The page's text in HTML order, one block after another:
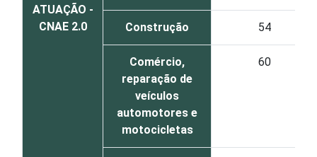
ATUAÇÃO -
CNAE 2.0
Construção 54
Comércio,
reparação de
veículos
automotores e
motocicletas
60